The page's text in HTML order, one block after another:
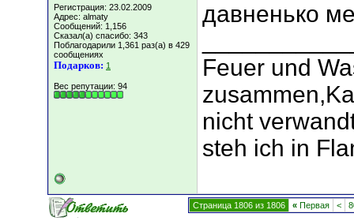
Регистрация: 23.02.2009
Адрес: almaty
Сообщений: 1,156
Сказал(а) спасибо: 343
Поблагодарили 1,361 раз(а) в 429
сообщениях
Подарков: 1
Вес репутации: 94
давненько
Feuer und
nicht
steh ich in
Страница 1806 из 1806 « Первая <